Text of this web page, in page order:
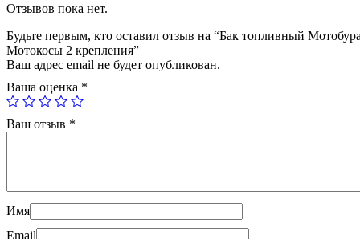
Отзывов пока нет.
Будьте первым, кто оставил отзыв на “Бак топливный
Мотокосы 2 крепления”
Ваш адрес email не будет опубликован.
Ваша оценка *
Ваш отзыв *
Имя
Email